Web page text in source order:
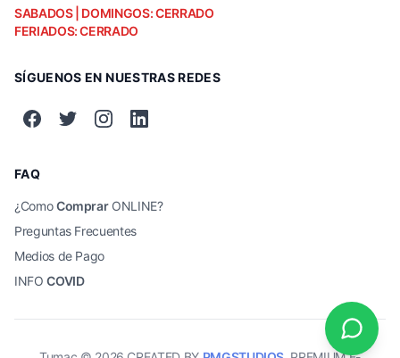
SABADOS | DOMINGOS: CERRADO
FERIADOS: CERRADO
SÍGUENOS EN NUESTRAS REDES
FAQ
¿ComoComprarONLINE?
Preguntas Frecuentes
Medios de Pago
INFOCOVID